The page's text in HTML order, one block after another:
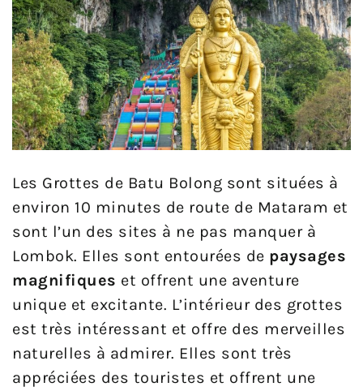
Les Grottes de Batu Bolong sont situées à
environ 10 minutes de route de Mataram et
sont l’un des sites à ne pas manquer à
Lombok. Elles sont entourées de paysages
magnifiques et offrent une aventure
unique et excitante. L’intérieur des grottes
est très intéressant et offre des merveilles
naturelles à admirer. Elles sont très
appréciées des touristes et offrent une